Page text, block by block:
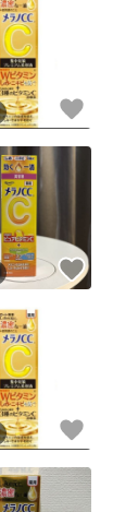
ザーの実績につ
たしたユーザー
リマの基準をクリア
ザーはYahoo!フリマ
品の情報をコピ
されています
す
いいね